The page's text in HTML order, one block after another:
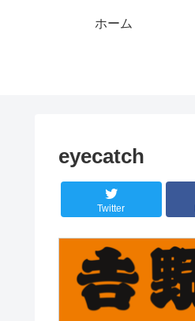
ホーム
eyecatch
Twitter